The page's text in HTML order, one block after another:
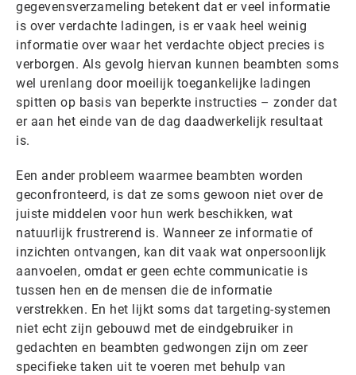
gegevensverzameling betekent dat er veel informatie
is over verdachte ladingen, is er vaak heel weinig
informatie over waar het verdachte object precies is
verborgen. Als gevolg hiervan kunnen beambten soms
wel urenlang door moeilijk toegankelijke ladingen
spitten op basis van beperkte instructies – zonder dat
er aan het einde van de dag daadwerkelijk resultaat
is.
Een ander probleem waarmee beambten worden
geconfronteerd, is dat ze soms gewoon niet over de
juiste middelen voor hun werk beschikken, wat
natuurlijk frustrerend is. Wanneer ze informatie of
inzichten ontvangen, kan dit vaak wat onpersoonlijk
aanvoelen, omdat er geen echte communicatie is
tussen hen en de mensen die de informatie
verstrekken. En het lijkt soms dat targeting-systemen
niet echt zijn gebouwd met de eindgebruiker in
gedachten en beambten gedwongen zijn om zeer
specifieke taken uit te voeren met behulp van